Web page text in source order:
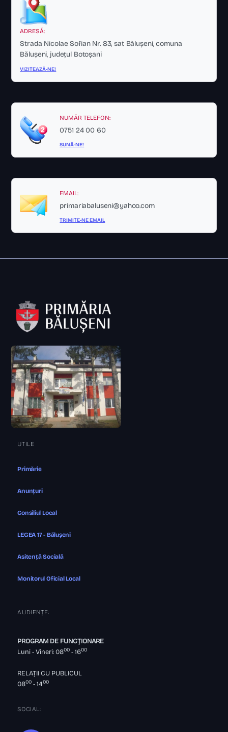
ADRESĂ:
Strada Nicolae Sofian Nr. 83, sat Bălușeni, comuna
Bălușeni, județul Botoșani
VIZITEAZĂ-NE!
NUMĂR TELEFON:
0751 24 00 60
SUNĂ-NE!
EMAIL:
primariabaluseni@yahoo.com
TRIMITE-NE EMAIL
UTILE
Primărie
Anunțuri
Consiliul Local
LEGEA 17 - Bălușeni
Asitență Socială
Monitorul Oficial Local
AUDIENȚE:
PROGRAM DE FUNCȚIONARE
Luni - Vineri: 0800 - 1600
RELAȚII CU PUBLICUL
0800 - 1400
SOCIAL: